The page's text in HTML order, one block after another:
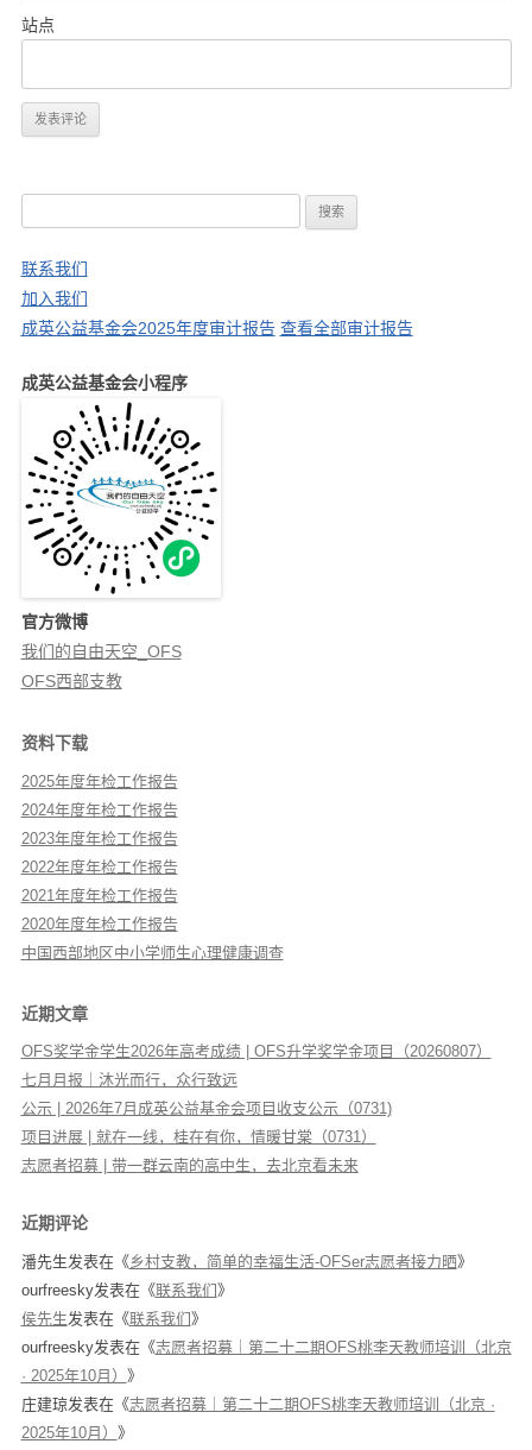
站点
：
联系我们
加入我们
成英公益基金会2025年度审计报告 查看全部审计报告
成英公益基金会小程序
官方微博
我们的自由天空_OFS
OFS西部支教
资料下载
2025年度年检工作报告
2024年度年检工作报告
2023年度年检工作报告
2022年度年检工作报告
2021年度年检工作报告
2020年度年检工作报告
中国西部地区中小学师生心理健康调查
近期文章
OFS奖学金学生2026年高考成绩 | OFS升学奖学金项目（20260807）
七月月报｜沐光而行，众行致远
公示 | 2026年7月成英公益基金会项目收支公示（0731)
项目进展 | 就在一线，桂在有你，情暖甘棠（0731）
志愿者招募 | 带一群云南的高中生，去北京看未来
近期评论
潘先生发表在《乡村支教，简单的幸福生活-OFSer志愿者接力晒》
ourfreesky发表在《联系我们 》
侯先生发表在《联系我们 》
ourfreesky发表在《志愿者招募｜第二十二期OFS桃李天教师培训（北京
· 2025年10月） 》
庄建琼发表在《志愿者招募｜第二十二期OFS桃李天教师培训（北京 ·
2025年10月） 》